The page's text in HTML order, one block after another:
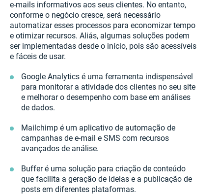
e-mails informativos aos seus clientes. No entanto,
conforme o negócio cresce, será necessário
automatizar esses processos para economizar tempo
e otimizar recursos. Aliás, algumas soluções podem
ser implementadas desde o início, pois são acessíveis
e fáceis de usar.
Google Analytics é uma ferramenta indispensável
para monitorar a atividade dos clientes no seu site
e melhorar o desempenho com base em análises
de dados.
Mailchimp é um aplicativo de automação de
campanhas de e-mail e SMS com recursos
avançados de análise.
Buffer é uma solução para criação de conteúdo
que facilita a geração de ideias e a publicação de
posts em diferentes plataformas.